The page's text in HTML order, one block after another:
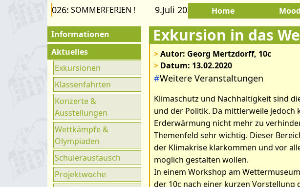
2026:SOMMERFERIEN ! 9.Juli 2026 bis 22.August 2026:
Home
Informationen
Für Besucher
Schulfamilie
Förderverein
Fachräume
Ganztag
UNESCO
Klimaparlament
Aktuelles
Exkursionen
Klassenfahrten
Konzerte &
Ausstellungen
Wettkämpfe &
Olympiaden
Schüleraustausch
Projektwoche
Exkursion in das
>Autor: Georg Mertzdorff, 10c
>Datum: 13.02.2020
#Weitere Veranstaltungen
Klimaschutz und Nachhaltigkeit sind
und der Politik. Da mittlerweile jedoch
Erderwärmung nicht mehr zu
Themenfeld sehr wichtig. Dieser
der Klimakrise klarkommen und vor
möglich gestalten wollen.
In einem Workshop am
der 10c nach einer kurzen Vorstellung
Bilder zum Artikel:
Lindenberg